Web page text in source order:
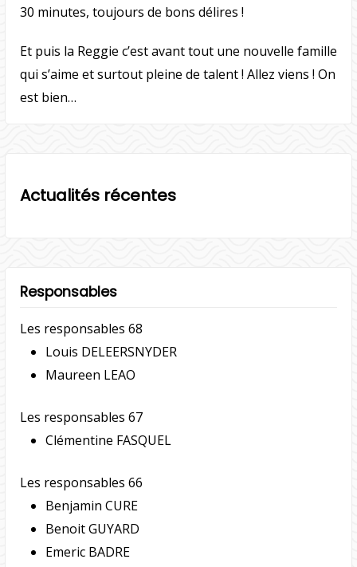
Responsables
Les responsables 68
Louis DELEERSNYDER
Maureen LEAO
Les responsables 67
Clémentine FASQUEL
Les responsables 66
Benjamin CURE
Benoit GUYARD
Emeric BADRE
30 minutes, toujours de bons délires !
Et puis la Reggie c’est avant tout une nouvelle famille
qui s’aime et surtout pleine de talent ! Allez viens ! On
est bien…
Actualités récentes